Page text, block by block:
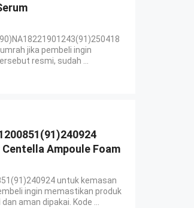
jika pembeli ingin
resmi, sudah ...
Ampoule Foam
untuk kemasan
ingin memastikan produk
aman dipakai. Kode ...